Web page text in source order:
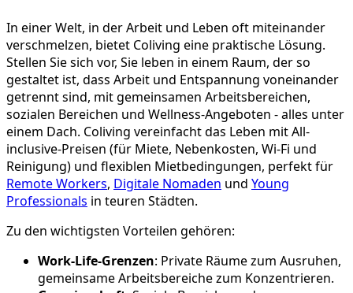
In einer Welt, in der Arbeit und Leben oft miteinander
verschmelzen, bietet Coliving eine praktische Lösung.
Stellen Sie sich vor, Sie leben in einem Raum, der so
gestaltet ist, dass Arbeit und Entspannung voneinander
getrennt sind, mit gemeinsamen Arbeitsbereichen,
sozialen Bereichen und Wellness-Angeboten - alles unter
einem Dach. Coliving vereinfacht das Leben mit All-
inclusive-Preisen (für Miete, Nebenkosten, Wi-Fi und
Reinigung) und flexiblen Mietbedingungen, perfekt für
Remote Workers, Digitale Nomaden und Young
Professionals in teuren Städten.
Zu den wichtigsten Vorteilen gehören:
Work-Life-Grenzen: Private Räume zum Ausruhen,
gemeinsame Arbeitsbereiche zum Konzentrieren.